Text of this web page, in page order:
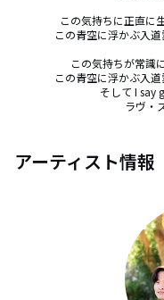
この気持ちに正直に
この青空に浮かぶ入
この気持ちが常識
この青空に浮かぶ入
そして I say
ラヴ・
アーティスト情報